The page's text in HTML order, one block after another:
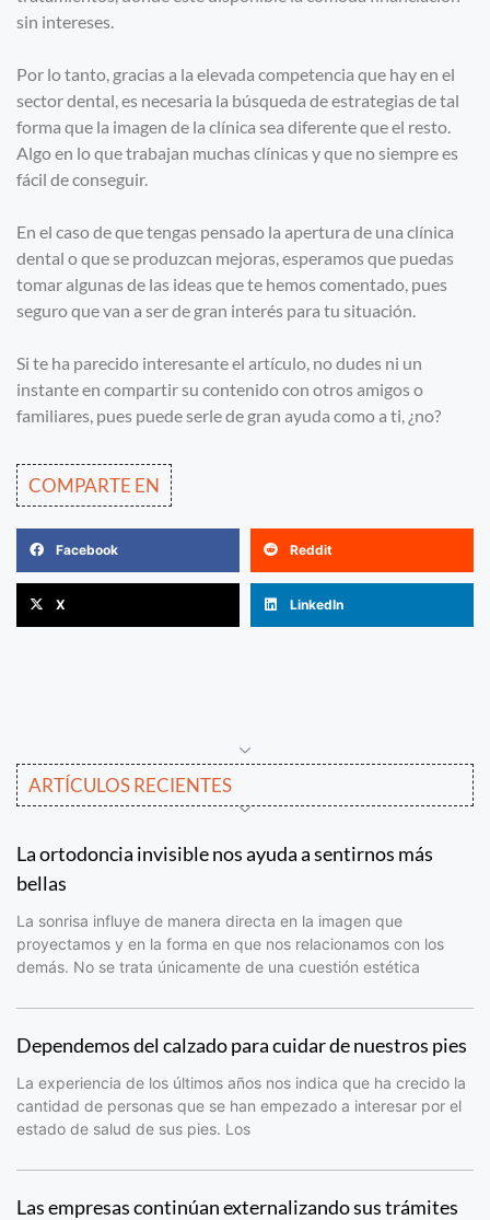
sin intereses.
Por lo tanto, gracias a la elevada competencia que hay en el
sector dental, es necesaria la búsqueda de estrategias de tal
forma que la imagen de la clínica sea diferente que el resto.
Algo en lo que trabajan muchas clínicas y que no siempre es
fácil de conseguir.
En el caso de que tengas pensado la apertura de una clínica
dental o que se produzcan mejoras, esperamos que puedas
tomar algunas de las ideas que te hemos comentado, pues
seguro que van a ser de gran interés para tu situación.
Si te ha parecido interesante el artículo, no dudes ni un
instante en compartir su contenido con otros amigos o
familiares, pues puede serle de gran ayuda como a ti, ¿no?
COMPARTE EN
Facebook Reddit
X LinkedIn
ARTÍCULOS RECIENTES
La ortodoncia invisible nos ayuda a sentirnos más
bellas
La sonrisa influye de manera directa en la imagen que
proyectamos y en la forma en que nos relacionamos con los
demás. No se trata únicamente de una cuestión estética
Dependemos del calzado para cuidar de nuestros pies
La experiencia de los últimos años nos indica que ha crecido la
cantidad de personas que se han empezado a interesar por el
estado de salud de sus pies. Los
Las empresas continúan externalizando sus trámites